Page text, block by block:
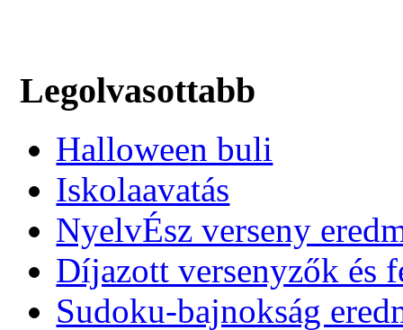
Legolvasottabb
Halloween buli
Iskolaavatás
NyelvÉsz verseny
Díjazott versenyzők és
Sudoku-bajnokság